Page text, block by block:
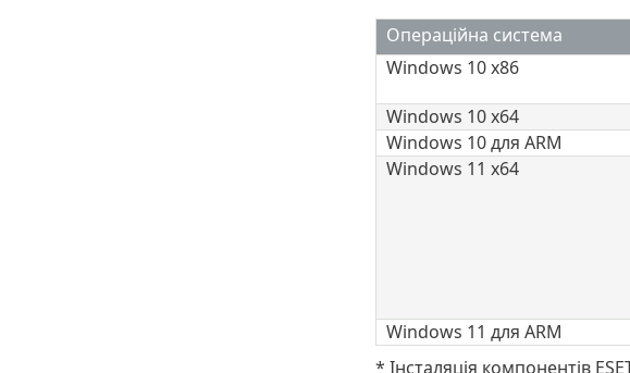
Операційна система
Windows 10 x86
Windows 10 x64
Windows 10 для ARM
Windows 11 x64
Windows 11 для ARM
* Інсталяція компонентів